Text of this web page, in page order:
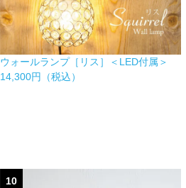
ウォールランプ［リス］＜LED付属＞
14,300円（税込）
10